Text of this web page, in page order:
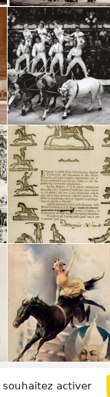
JONGLERIE ET
activer